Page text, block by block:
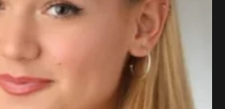
TANÁRREGISZTRÁCIÓ